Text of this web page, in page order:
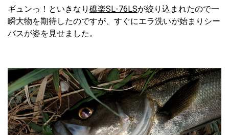
ギュンっ！といきなり 礁楽SL-76LSが絞り込まれたので一
瞬大物を期待したのですが、すぐにエラ洗いが始まりシー
バスが姿を見せました。